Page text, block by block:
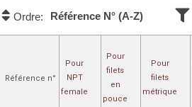
Ordre: Référence N° (A-Z)
Référence n°
Pour
NPT
female
Pour
filets
en
pouce
Pour
filets
métrique